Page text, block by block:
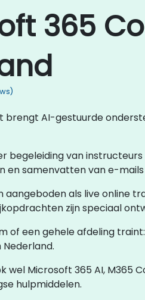
365
brengt AI-gestuurde
begeleiding van
en samenvatten van e-
aangeboden als live online
zijn speciaal
of een gehele afdeling
wel Microsoft 365 AI, M365
hulpmiddelen.